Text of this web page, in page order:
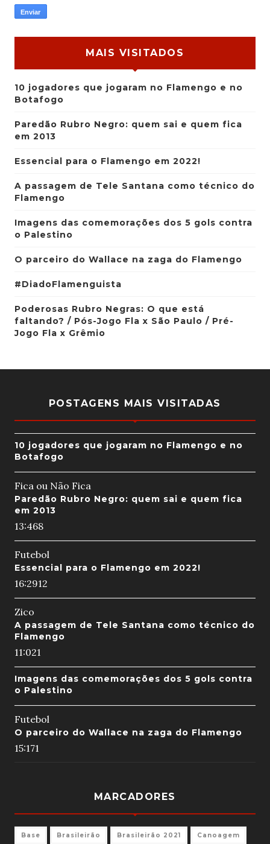
MAIS VISITADOS
10 jogadores que jogaram no Flamengo e no
Botafogo
Paredão Rubro Negro: quem sai e quem fica
em 2013
Essencial para o Flamengo em 2022!
A passagem de Tele Santana como técnico do
Flamengo
Imagens das comemorações dos 5 gols contra
o Palestino
O parceiro do Wallace na zaga do Flamengo
#DiadoFlamenguista
Poderosas Rubro Negras: O que está
faltando? / Pós-Jogo Fla x São Paulo / Pré-
Jogo Fla x Grêmio
POSTAGENS MAIS VISITADAS
10 jogadores que jogaram no Flamengo e no
Botafogo
Fica ou Não Fica
Paredão Rubro Negro: quem sai e quem fica
em 2013
13:468
Futebol
Essencial para o Flamengo em 2022!
16:2912
Zico
A passagem de Tele Santana como técnico do
Flamengo
11:021
Imagens das comemorações dos 5 gols contra
o Palestino
Futebol
O parceiro do Wallace na zaga do Flamengo
15:171
MARCADORES
Base Brasileirão Brasileirão 2021 Canoagem